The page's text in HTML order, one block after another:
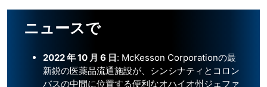
ニュースで
2022年10 月 6 日: McKesson Corporationの最
新鋭の医薬品流通施設が、シンシナティとコロン
バスの中間に位置する便利なオハイオ州ジェファ